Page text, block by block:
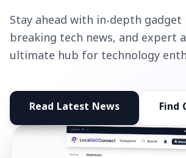
Stay ahead with in-depth gadget
breaking tech news, and expert
ultimate hub for technology
Read Latest News Find